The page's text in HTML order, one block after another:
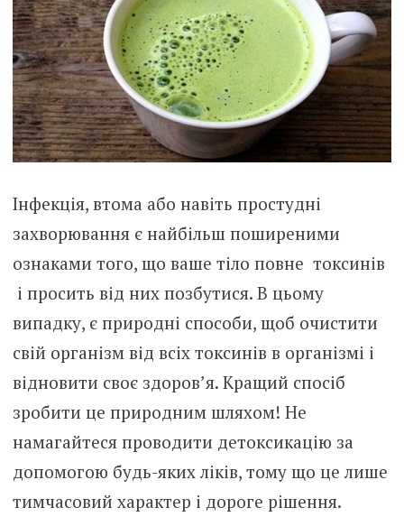
Інфекція, втома або навіть простудні
захворювання є найбільш поширеними
ознаками того, що ваше тіло повне токсинів
і просить від них позбутися. В цьому
випадку, є природні способи, щоб очистити
свій організм від всіх токсинів в організмі і
відновити своє здоров’я. Кращий спосіб
зробити це природним шляхом! Не
намагайтеся проводити детоксикацію за
допомогою будь-яких ліків, тому що це лише
тимчасовий характер і дороге рішення.